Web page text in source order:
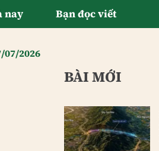
nay Bạn đọc viết
07/2026
BÀI MỚI